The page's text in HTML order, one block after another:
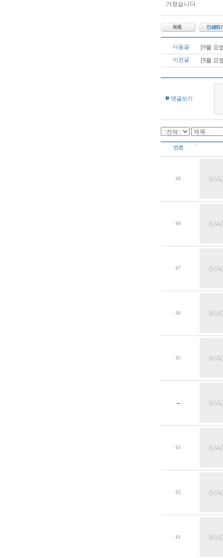
가졌습니다.
다음글 [9월 요
이전글 [9월 요
댓글쓰기
번호
69
68
67
66
65
→
63
62
61